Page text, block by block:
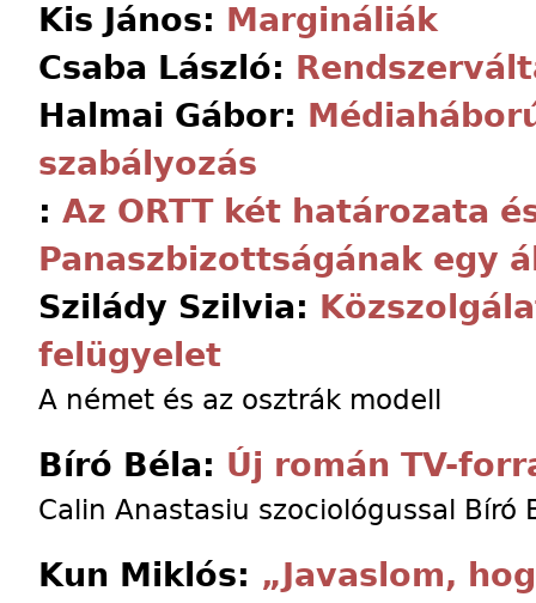
Kis János: Margináliák
Csaba László:
Halmai Gábor:
szabályozás
: Az ORTT két határozata
Panaszbizottságának egy
Szilády Szilvia:
felügyelet
A német és az osztrák modell
Bíró Béla: Új román TV-
Calin Anastasiu szociológussal Bíró
Kun Miklós: „Javaslom,